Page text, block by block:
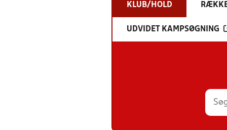
KLUB/HOLD
UDVIDET KAMPSØGNING